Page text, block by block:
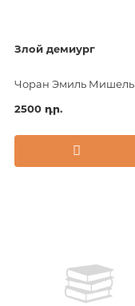
Злой демиург
Чоран Эмиль Мишель
2500 դր.